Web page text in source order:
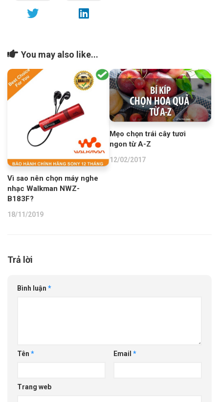
You may also like...
Vì sao nên chọn máy nghe
nhạc Walkman NWZ-
B183F?
18/11/2019
Mẹo chọn trái cây tươi
ngon từ A-Z
12/02/2017
Trả lời
Bình luận *
Tên * Email *
Trang web